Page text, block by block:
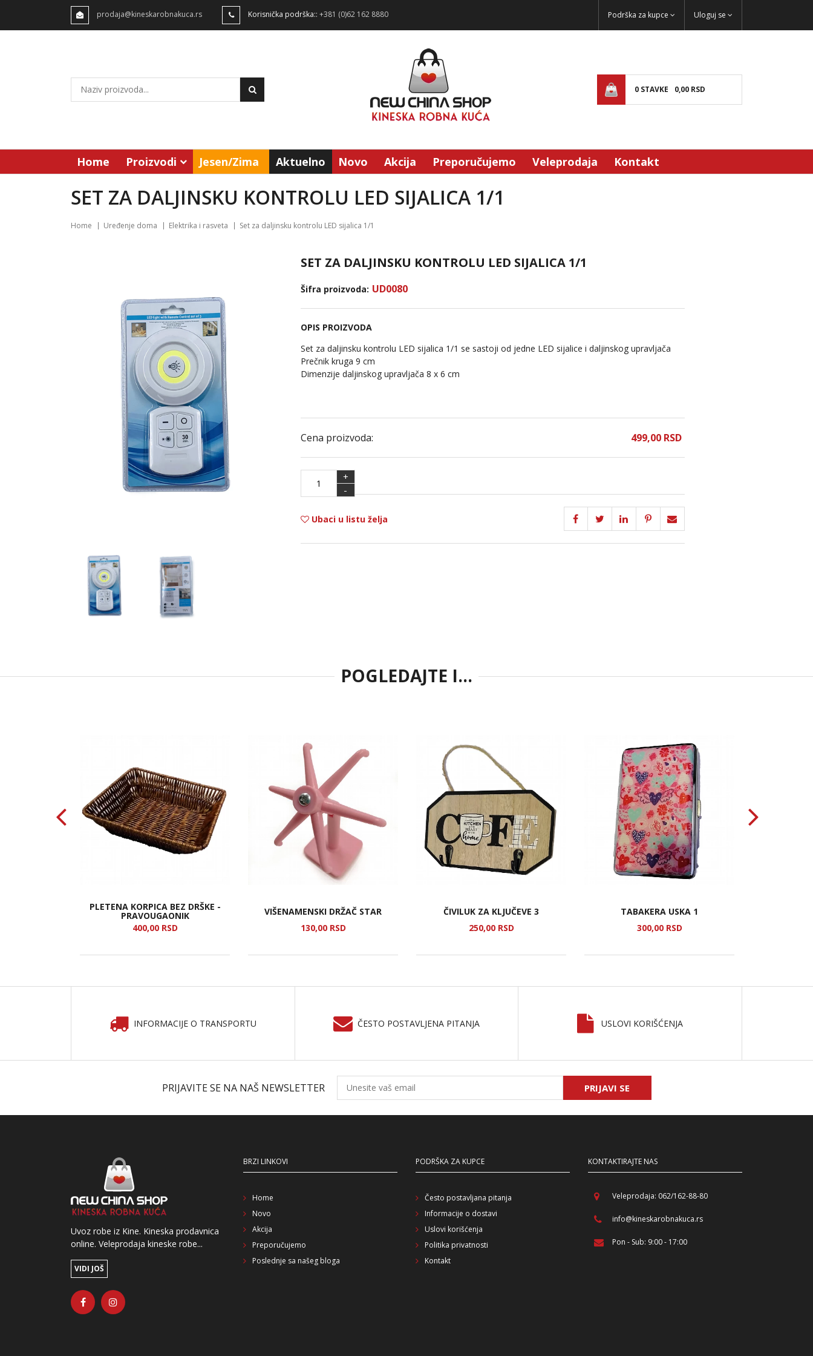
prodaja@kineskarobnakuca.rs Korisnička podrška:: +381 (0)62 162 8880 Podrška za kupce Uloguj se
0 STAVKE 0,00 RSD
Home Proizvodi Jesen/Zima Aktuelno Novo Akcija Preporučujemo Veleprodaja Kontakt
SET ZA DALJINSKU KONTROLU LED SIJALICA 1/1
Home Uređenje doma Elektrika i rasveta Set za daljinsku kontrolu LED sijalica 1/1
SET ZA DALJINSKU KONTROLU LED SIJALICA 1/1
Šifra proizvoda: UD0080
OPIS PROIZVODA
Set za daljinsku kontrolu LED sijalica 1/1 se sastoji od jedne LED sijalice i daljinskog upravljača
Prečnik kruga 9 cm
Dimenzije daljinskog upravljača 8 x 6 cm
Cena proizvoda: 499,00 RSD
+
-
Ubaci u listu želja
POGLEDAJTE I...
PLETENA KORPICA BEZ DRŠKE -
PRAVOUGAONIK
400,00 RSD
VIŠENAMENSKI DRŽAČ STAR
130,00 RSD
ČIVILUK ZA KLJUČEVE 3
250,00 RSD
TABAKERA USKA 1
300,00 RSD
INFORMACIJE O TRANSPORTU ČESTO POSTAVLJENA PITANJA USLOVI KORIŠĆENJA
PRIJAVITE SE NA NAŠ NEWSLETTER PRIJAVI SE
Uvoz robe iz Kine. Kineska prodavnica
online. Veleprodaja kineske robe...
VIDI JOŠ
BRZI LINKOVI
Home
Novo
Akcija
Preporučujemo
Poslednje sa našeg bloga
PODRŠKA ZA KUPCE
Često postavljana pitanja
Informacije o dostavi
Uslovi korišćenja
Politika privatnosti
Kontakt
KONTAKTIRAJTE NAS
Veleprodaja: 062/162-88-80
info@kineskarobnakuca.rs
Pon - Sub: 9:00 - 17:00